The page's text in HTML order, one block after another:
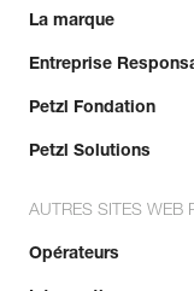
La marque
Entreprise
Petzl Fondation
Petzl Solutions
AUTRES SITES WEB
Opérateurs